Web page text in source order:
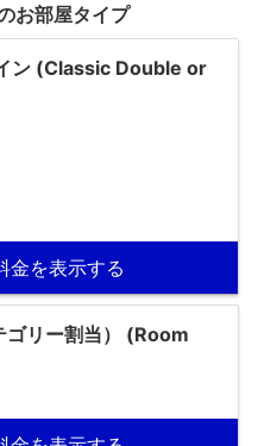
お部屋タイプ
ン (Classic Double or
金を表示する
ゴリー割当） (Room